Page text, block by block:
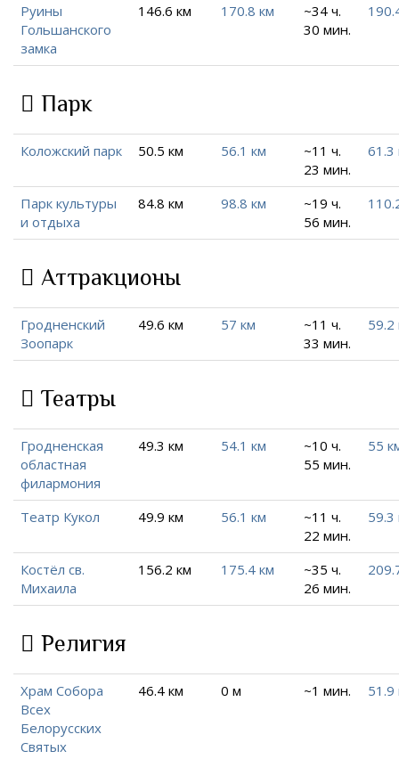
Руины
Гольшанского
замка
146.6 км 170.8 км
~34 ч.
30 мин.
Парк
Коложский парк 50.5 км 56.1 км
~11 ч.
23 мин.
61.3
Парк культуры
и отдыха
84.8 км 98.8 км
~19 ч.
56 мин.
Аттракционы
Гродненский
Зоопарк
49.6 км 57 км
~11 ч.
33 мин.
59.2
Театры
Гродненская
областная
филармония
49.3 км 54.1 км
~10 ч.
55 мин.
55
Театр Кукол 49.9 км 56.1 км
~11 ч.
22 мин.
59.3
Костёл св.
Михаила
156.2 км 175.4 км
~35 ч.
26 мин.
Религия
Храм Собора
Всех
Белорусских
Святых
46.4 км 0 м ~1 мин. 51.9